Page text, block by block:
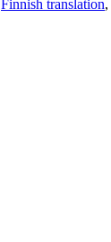
Finnish translation,